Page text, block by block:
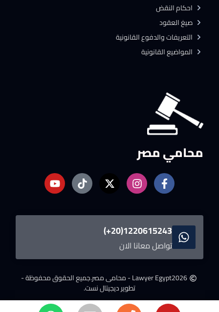
محامي مصر
1220615243(20+)
تواصل معانا الان
2026Lawyer Egypt - محامى مصر.
جميع الحقوق محفوظة -
تطوير ديجيتال نست.
احكام النقض
صيغ العقود
التعريفات والدفوع القانونية
المواضيع القانونية